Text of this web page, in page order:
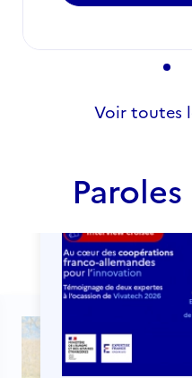
Appel
pour
postes
pas
août
2026
Voir toutes